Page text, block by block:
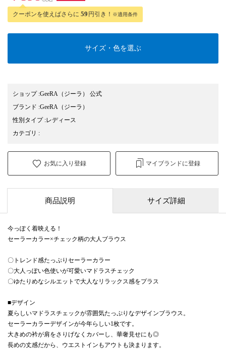
クーポンを使えばさらに 59 円引き！ ※適用条件
サイズ・色を選ぶ
ショップ:GeeRA（ジーラ） 公式
ブランド :GeeRA （ジーラ）
性別タイプ:レディース
カテゴリ :
お気に入り登録 マイブランドに登録
商品説明 サイズ詳細
今っぽく着映える！
セーラーカラー×チェック柄の大人ブラウス
〇トレンド感たっぷりセーラーカラー
〇大人っぽい色使いが可愛いマドラスチェック
〇ゆたりめなシルエットで大人なリラックス感をプラス
■デザイン
夏らしいマドラスチェックが雰囲気たっぷりなデザインブラウス。
セーラーカラーデザインが今年らしい1枚です。
大きめの衿が肩をさりげなくカバーし、華奢見せにも◎
長めの丈感だから、ウエストインもアウトも決まります。